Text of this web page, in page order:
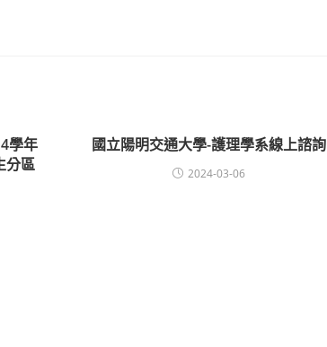
學年
分區
國立陽明交通大學-護理學系線上諮詢
2024-03-06